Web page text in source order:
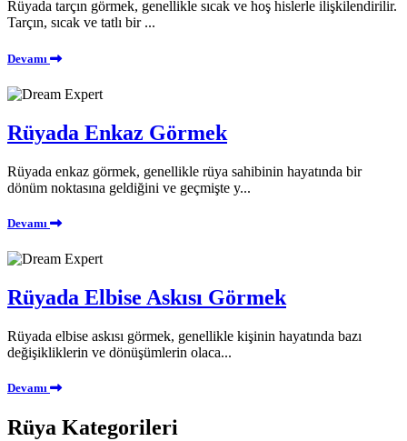
Rüyada tarçın görmek, genellikle sıcak ve hoş hislerle ilişkilendirilir.
Tarçın, sıcak ve tatlı bir ...
Devamı
Rüyada Enkaz Görmek
Rüyada enkaz görmek, genellikle rüya sahibinin hayatında bir
dönüm noktasına geldiğini ve geçmişte y...
Devamı
Rüyada Elbise Askısı Görmek
Rüyada elbise askısı görmek, genellikle kişinin hayatında bazı
değişikliklerin ve dönüşümlerin olaca...
Devamı
Rüya Kategorileri